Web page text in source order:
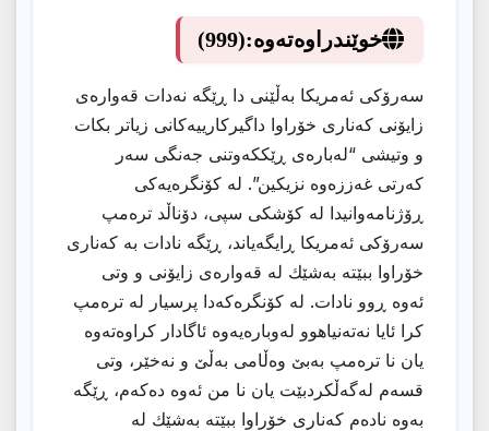
خوێندراوەتەوە:(999)
سەرۆكی ئەمریكا بەڵێنی دا ڕێگە نەدات قەوارەی
زایۆنی كەناری خۆراوا داگیركارییەكانی زیاتر بكات
و وتیشى “لەبارەى ڕێككەوتنی جەنگی سەر
كەرتی غەززەوە نزیكین”. لە کۆنگرەیەکى
ڕۆژنامەوانیدا لە كۆشكی سپی، دۆناڵد ترەمپ
سەرۆكی ئەمریكا ڕایگەیاند، ڕێگە نادات بە كەناری
خۆراوا ببێتە بەشێك لە قەوارەی زایۆنی و وتی
ئەوە ڕوو نادات. لە كۆنگرەكەدا پرسیار لە ترەمپ
كرا ئایا نەتەنیاهوو لەوبارەیەوە ئاگادار كراوەتەوە
یان نا ترەمپ بەبێ وەڵامی بەڵێ و نەخێر، وتی
قسەم لەگەڵكردبێت یان نا من ئەوە دەكەم، ڕێگە
بەوە نادەم كەناری خۆراوا ببێتە بەشێك لە